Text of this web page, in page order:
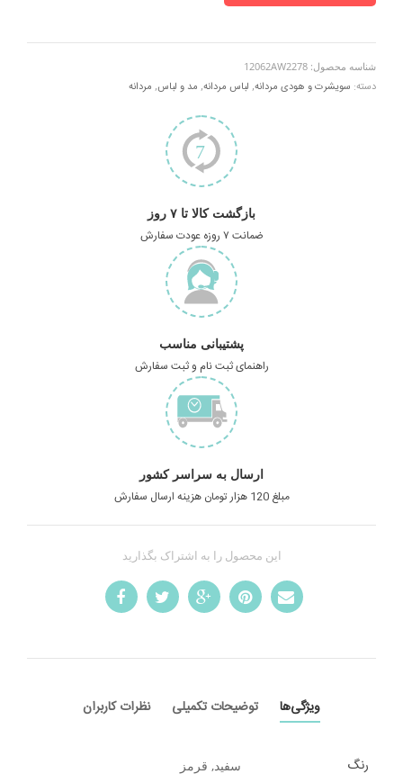
شناسه محصول: 12062AW2278
دسته: سویشرت و هودی مردانه, لباس مردانه, مد و لباس, مردانه
بازگشت کالا تا ۷ روز
ضمانت ۷ روزه عودت سفارش
پشتیبانی مناسب
راهنمای ثبت نام و ثبت سفارش
ارسال به سراسر کشور
مبلغ 120 هزار تومان هزینه ارسال سفارش
این محصول را به اشتراک بگذارید
ویژگی‌ها توضیحات تکمیلی نظرات کاربران
رنگ سفید, قرمز